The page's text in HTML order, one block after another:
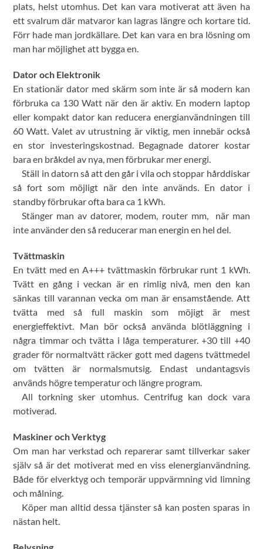
plats, helst utomhus. Det kan vara motiverat att även ha
ett svalrum där matvaror kan lagras längre och kortare tid.
Förr hade man jordkällare. Det kan vara en bra lösning om
man har möjlighet att bygga en.
Dator och Elektronik
En stationär dator med skärm som inte är så modern kan
förbruka ca 130 Watt när den är aktiv. En modern laptop
eller kompakt dator kan reducera energianvändningen till
60 Watt. Valet av utrustning är viktig, men innebär också
en stor investeringskostnad. Begagnade datorer kostar
bara en bråkdel av nya, men förbrukar mer energi.
Ställ in datorn så att den går i vila och stoppar hårddiskar
så fort som möjligt när den inte används. En dator i
standby förbrukar ofta bara ca 1 kWh.
Stänger man av datorer, modem, router mm, när man
inte använder den så reducerar man energin en hel del.
Tvättmaskin
En tvätt med en A+++ tvättmaskin förbrukar runt 1 kWh.
Tvätt en gång i veckan är en rimlig nivå, men den kan
sänkas till varannan vecka om man är ensamstående. Att
tvätta med så full maskin som möjigt är mest
energieffektivt. Man bör också använda blötläggning i
några timmar och tvätta i låga temperaturer. +30 till +40
grader för normaltvätt räcker gott med dagens tvättmedel
om tvätten är normalsmutsig. Endast undantagsvis
används högre temperatur och längre program.
All torkning sker utomhus. Centrifug kan dock vara
motiverad.
Maskiner och Verktyg
Om man har verkstad och reparerar samt tillverkar saker
själv så är det motiverat med en viss elenergianvändning.
Både för elverktyg och temporär uppvärmning vid limning
och målning.
Köper man alltid dessa tjänster så kan posten sparas in
nästan helt.